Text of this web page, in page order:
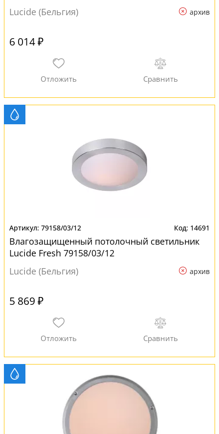
Lucide (Бельгия) архив
6 014 ₽
79158/03/12 14691
Влагозащищенный потолочный светильник
Lucide Fresh 79158/03/12
Lucide (Бельгия)
архив
5 869 ₽